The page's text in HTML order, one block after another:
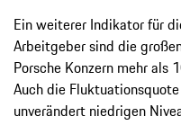
Ein weiterer Indikator für
Arbeitgeber sind die
Porsche Konzern mehr als
Auch die
unver­ändert niedrigen